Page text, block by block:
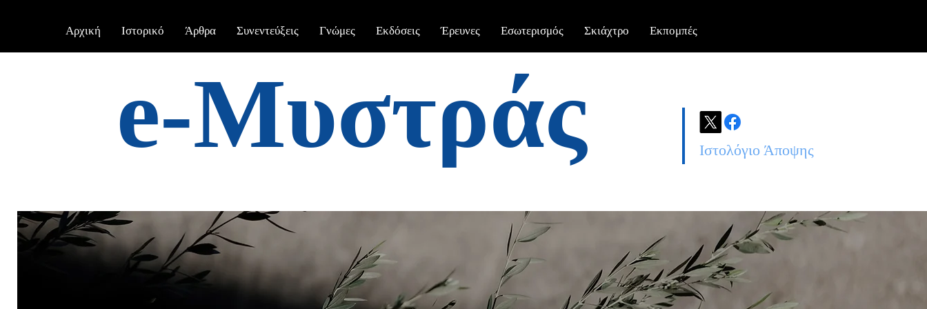
Αρχική Ιστορικό Άρθρα Συνεντεύξεις Γνώμες Εκδόσεις Έρευνες Εσωτερισμός Σκιάχτρο Εκπομπές
e-Μυστράς Ιστολόγιο Άποψης